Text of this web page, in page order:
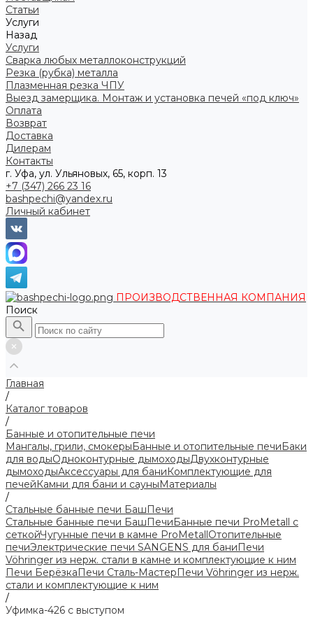
Статьи
Услуги
Назад
Услуги
Сварка любых металлоконструкций
Резка (рубка) металла
Плазменная резка ЧПУ
Выезд замерщика. Монтаж и установка печей «под ключ»
Оплата
Возврат
Доставка
Дилерам
Контакты
г. Уфа, ул. Ульяновых, 65, корп. 13
+7 (347) 266 23 16
bashpechi@yandex.ru
Личный кабинет
ПРОИЗВОДСТВЕННАЯ КОМПАНИЯ
Поиск
Главная
/
Каталог товаров
/
Банные и отопительные печи
Мангалы, грили, смокерыБанные и отопительные печиБаки
для водыОдноконтурные дымоходыДвухконтурные
дымоходыАксессуары для баниКомплектующие для
печейКамни для бани и сауныМатериалы
/
Стальные банные печи БашПечи
Стальные банные печи БашПечиБанные печи ProMetall с
сеткойЧугунные печи в камне ProMetallОтопительные
печиЭлектрические печи SANGENS для баниПечи
Vöhringer из нерж. стали в камне и комплектующие к ним
Печи БерёзкаПечи Сталь-МастерПечи Vöhringer из нерж.
стали и комплектующие к ним
/
Уфимка-426 с выступом